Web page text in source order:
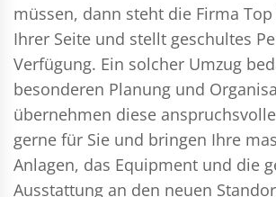
müssen, dann steht die Firma Top
Ihrer Seite und stellt geschultes
Verfügung. Ein solcher Umzug
besonderen Planung und
übernehmen diese
gerne für Sie und bringen Ihre
Anlagen, das Equipment und die
Ausstattung an den neuen